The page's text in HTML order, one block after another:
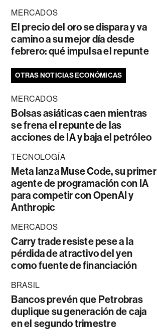
MERCADOS
El precio del oro se dispara y va
camino a su mejor día desde
febrero: qué impulsa el repunte
OTRAS NOTICIAS ECONÓMICAS
MERCADOS
Bolsas asiáticas caen mientras
se frena el repunte de las
acciones de IA y baja el petróleo
TECNOLOGÍA
Meta lanza Muse Code, su primer
agente de programación con IA
para competir con OpenAI y
Anthropic
MERCADOS
Carry trade resiste pese a la
pérdida de atractivo del yen
como fuente de financiación
BRASIL
Bancos prevén que Petrobras
duplique su generación de caja
en el segundo trimestre